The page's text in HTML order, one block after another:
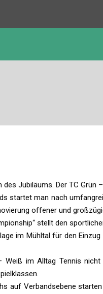
Jubiläums. Der TC
startet man nach
offener und
stellt den
im Mühltal für den
im Alltag Tennis
auf Verbandsebene